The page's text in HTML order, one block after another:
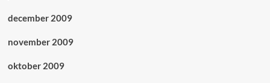
december 2009
november 2009
oktober 2009